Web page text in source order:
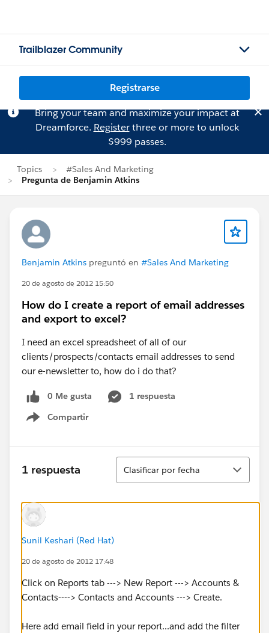
Trailblazer Community
Registrarse
Bring your team and maximize your impact at
Dreamforce. Registerthree or more to unlock
$999 passes.
Topics
#Sales And Marketing
Pregunta de Benjamin Atkins
Benjamin Atkins preguntó en #Sales And Marketing
20 de agosto de 2012 15:50
How do I create a report of email addresses
and export to excel?
I need an excel spreadsheet of all of our
clients/prospects/contacts email addresses to send
our e-newsletter to, how do i do that?
0 Me gusta
1 respuesta
Compartir
Show menu
1 respuesta
Ordenar
Clasificar por fecha
Sunil Keshari (Red Hat)
20 de agosto de 2012 17:48
Click on Reports tab ---> New Report ---> Accounts &
Contacts----> Contacts and Accounts ---> Create.
Here add email field in your report...and add the filter